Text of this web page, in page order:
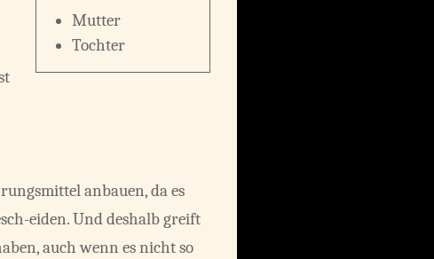
Mutter
Tochter
anbauen, da es
eiden. Und deshalb greift
auch wenn es nicht so